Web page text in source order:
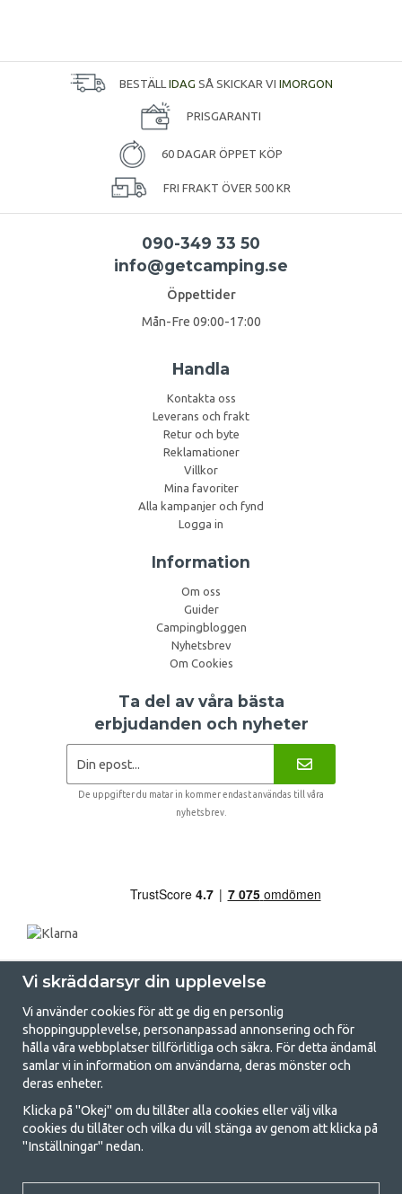
BESTÄLL IDAG SÅ SKICKAR VI IMORGON
PRISGARANTI
60 DAGAR ÖPPET KÖP
FRI FRAKT ÖVER 500 KR
090-349 33 50
info@getcamping.se
Öppettider
Mån-Fre 09:00-17:00
Handla
Kontakta oss
Leverans och frakt
Retur och byte
Reklamationer
Villkor
Mina favoriter
Alla kampanjer och fynd
Logga in
Information
Om oss
Guider
Campingbloggen
Nyhetsbrev
Om Cookies
Ta del av våra bästa
erbjudanden och nyheter
De uppgifter du matar in kommer endast användas till våra
nyhetsbrev.
GetCamping.se - Din butik för camping
och uteliv
Att campa kan antingen vara en livsstil eller ett sätt att samla familjen
för ett gemensamt äventyr. Oavsett vilken kategori du tillhör hittar du
med att campa så därför erbjuder vi riktigt bra priser på familjetält,
Vi skräddarsyr din upplevelse
Vi använder cookies för att ge dig en personlig
shoppingupplevelse, personanpassad annonsering och för
hålla våra webbplatser tillförlitliga och säkra. För detta ändamål
samlar vi in information om användarna, deras mönster och
deras enheter.
Klicka på "Okej" om du tillåter alla cookies eller välj vilka
cookies du tillåter och vilka du vill stänga av genom att klicka på
"Inställningar" nedan.